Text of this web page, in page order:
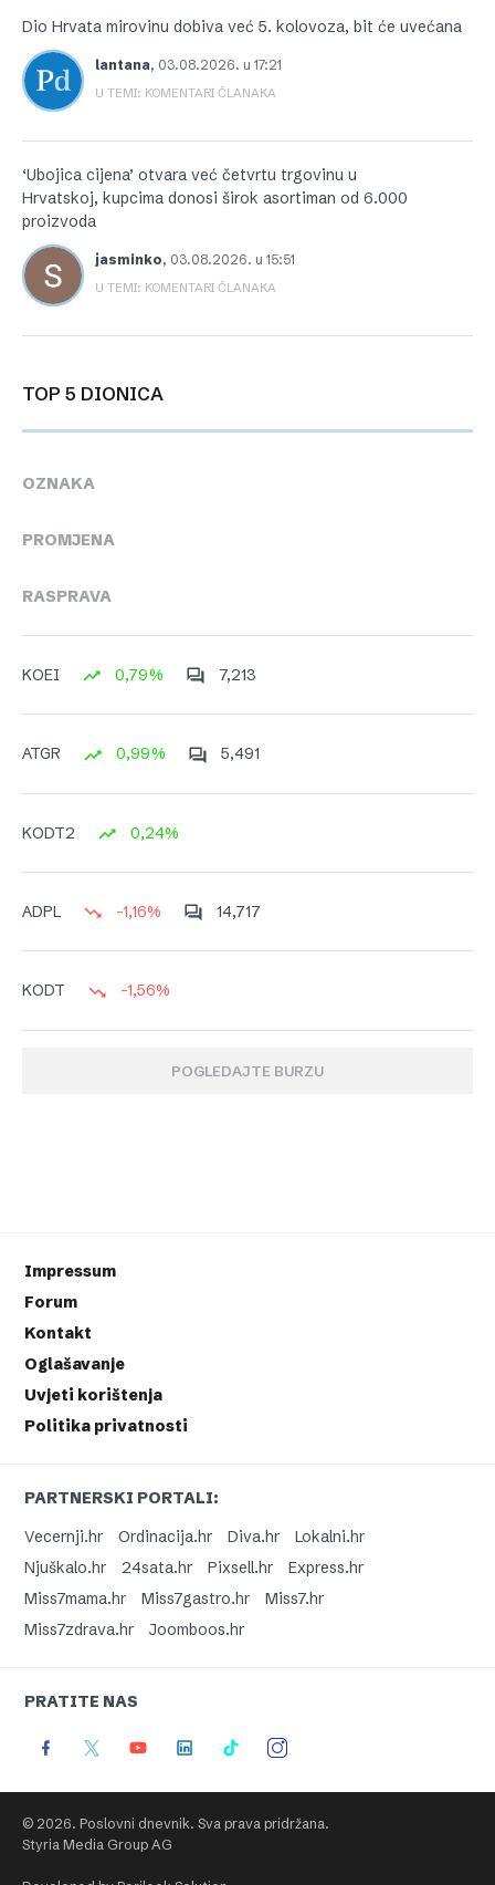
Dio Hrvata mirovinu dobiva već 5. kolovoza, bit će uvećana
lantana, 03.08.2026. u 17:21
U TEMI: KOMENTARI ČLANAKA
‘Ubojica cijena’ otvara već četvrtu trgovinu u
Hrvatskoj, kupcima donosi širok asortiman od 6.000
proizvoda
jasminko, 03.08.2026. u 15:51
U TEMI: KOMENTARI ČLANAKA
TOP 5 DIONICA
OZNAKA
PROMJENA
RASPRAVA
KOEI 0,79% 7,213
ATGR 0,99% 5,491
KODT2 0,24%
ADPL -1,16% 14,717
KODT -1,56%
POGLEDAJTE BURZU
Impressum
Forum
Kontakt
Oglašavanje
Uvjeti korištenja
Politika privatnosti
PARTNERSKI PORTALI:
Vecernji.hr
Ordinacija.hr Diva.hr
Lokalni.hr
Njuškalo.hr
24sata.hr Pixsell.hr
Express.hr
Miss7mama.hr
Miss7gastro.hr
Miss7.hr
Miss7zdrava.hr
Joomboos.hr
PRATITE NAS
© 2026. Poslovni dnevnik. Sva prava pridržana.
Styria Media Group AG